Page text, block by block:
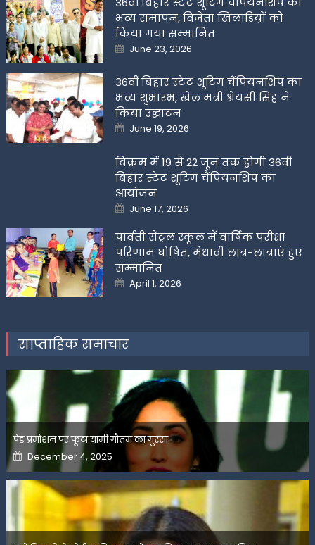
भव्य समापन, विजेता खिलाडिय़ों को
किया गया सम्मानित
Posted
on
June 23, 2026
36वीं बिहार स्टेट शूटिंग चैंपियनशिप का
भव्य शुभारंभ, खेल मंत्री श्रेयसी सिंह ने
किया उद्घाटन
Posted
on
June 19, 2026
बिक्रम में 19 से 22 जून तक होगी 36वीं
बिहार स्टेट शूटिंग चैंपियनशिप का
आयोजन
Posted
on
June 17, 2026
पार्वती सेंट्रल स्कूल में वार्षिक परीक्षा
परिणाम घोषित, मेधावी छात्र-छात्राएं हुए
सम्मानित
Posted
on
April 1, 2026
साप्ताहिक समाचार
पेड प्रमोशन पर फूटा यामी गौतम का गुस्सा
Posted
on
December 4, 2025